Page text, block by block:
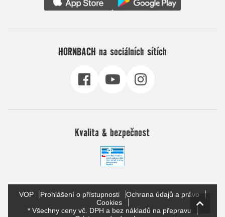
HORNBACH na sociálních sítích
Kvalita & bezpečnost
VOP Prohlášení o přístupnosti
Ochrana údajů a právo
Cookies
* Všechny ceny vč. DPH a bez nákladů na přepravu